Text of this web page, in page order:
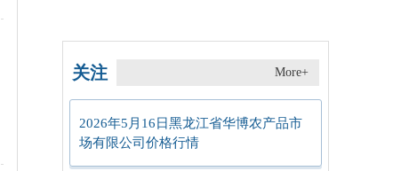
关注 More+
2026年5月16日黑龙江省华博农产品市
场有限公司价格行情